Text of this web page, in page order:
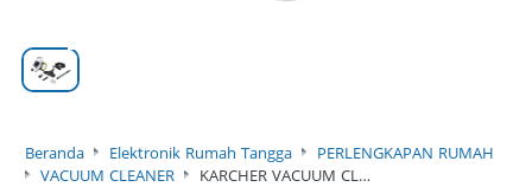
Beranda Elektronik Rumah Tangga
PERLENGKAPAN RUMAH
VACUUM CLEANER
KARCHER VACUUM CL…